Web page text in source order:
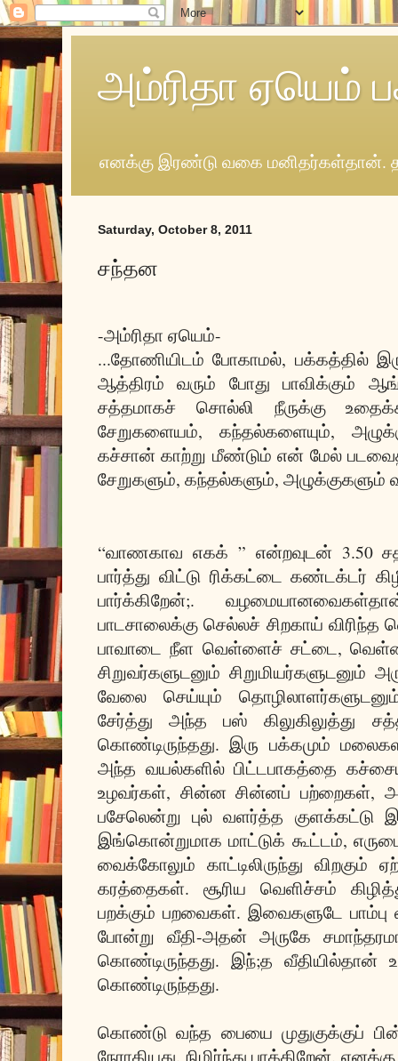
அம்ரிதா ஏயெம்
எனக்கு இரண்டு வகை மனிதர்கள்தான்.
Saturday, October 8, 2011
சந்தன
-அம்ரிதா ஏயெம்-
...தோணியிடம் போகாமல், பக்கத்தில்
ஆத்திரம் வரும் போது பாவிக்கும்
சத்தமாகச் சொல்லி நீருக்கு
சேறுகளையம், கந்தல்களையும்,
கச்சான் காற்று மீண்டும் என் மேல்
சேறுகளும், கந்தல்களும்,
“வாணகாவ எகக் ” என்றவுடன் 3.50
பார்த்து விட்டு ரிக்கட்டை கண்டக்டர்
பார்க்கிறேன்;.
பாடசாலைக்கு செல்லச் சிறகாய்
பாவாடை நீள வெள்ளைச் சட்டை,
சிறுவர்களுடனும் சிறுமியர்களுடனும்
வேலை செய்யும்
சேர்த்து அந்த பஸ் கிலுகிலுத்து
கொண்டிருந்தது. இரு பக்கமும்
அந்த வயல்களில் பிட்டபாகத்தை
உழவர்கள், சின்ன சின்னப் பற்றைகள்,
பசேலென்று புல் வளர்த்த
இங்கொன்றுமாக மாட்டுக் கூட்டம்,
வைக்கோலும் காட்டிலிருந்து விறகும்
கரத்தைகள். சூரிய வெளிச்சம்
பறக்கும் பறவைகள். இவைகளுடே பாம்பு
போன்று வீதி-அதன் அருகே
கொண்டிருந்தது. இந்;த வீதியில்தான்
கொண்டிருந்தது.
கொண்டு வந்த பையை முதுகுக்குப்
நேராகியது. நிமிர்ந்து பாக்கிறேன்.